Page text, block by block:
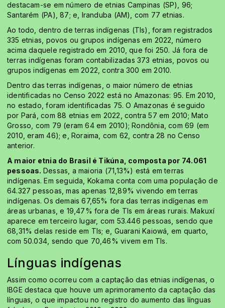
destacam-se em número de etnias Campinas (SP), 96;
Santarém (PA), 87; e, Iranduba (AM), com 77 etnias.
Ao todo, dentro de terras indígenas (TIs), foram registrados
335 etnias, povos ou grupos indígenas em 2022, número
acima daquele registrado em 2010, que foi 250. Já fora de
terras indígenas foram contabilizadas 373 etnias, povos ou
grupos indígenas em 2022, contra 300 em 2010.
Dentro das terras indígenas, o maior número de etnias
identificadas no Censo 2022 está no Amazonas: 95. Em 2010,
no estado, foram identificadas 75. O Amazonas é seguido
por Pará, com 88 etnias em 2022, contra 57 em 2010; Mato
Grosso, com 79 (eram 64 em 2010); Rondônia, com 69 (em
2010, eram 46); e, Roraima, com 62, contra 28 no Censo
anterior.
A maior etnia do Brasil é Tikúna, composta por 74.061
pessoas. Dessas, a maioria (71,13%) está em terras
indígenas. Em seguida, Kokama conta com uma população de
64.327 pessoas, mas apenas 12,89% vivendo em terras
indígenas. Os demais 67,65% fora das terras indígenas em
áreas urbanas, e 19,47% fora de TIs em áreas rurais. Makuxí
aparece em terceiro lugar, com 53.446 pessoas, sendo que
68,31% delas reside em TIs; e, Guarani Kaiowá, em quarto,
com 50.034, sendo que 70,46% vivem em TIs.
Línguas indígenas
Assim como ocorreu com a captação das etnias indígenas, o
IBGE destaca que houve um aprimoramento da captação das
línguas, o que impactou no registro do aumento das línguas